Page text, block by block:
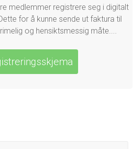
medlemmer registrere seg i digitalt
for å kunne sende ut faktura til
og hensiktsmessig måte....